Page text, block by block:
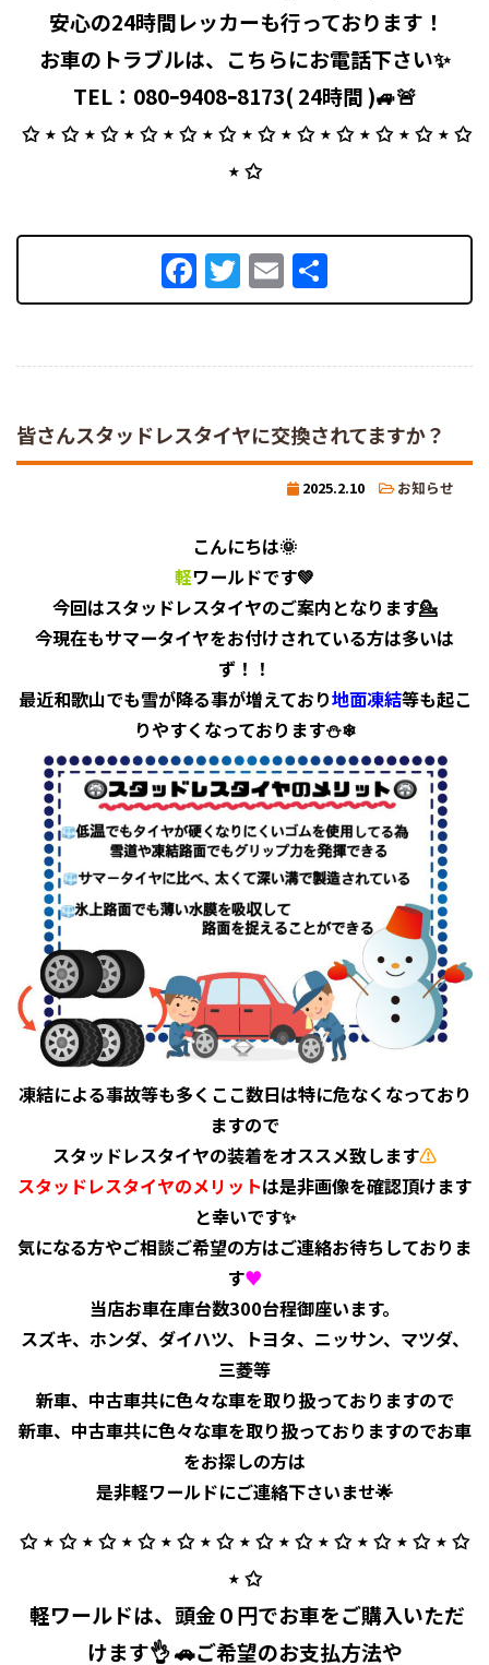
⁡ 安心の24時間レッカーも行っております！
お車のトラブルは、こちらにお電話下さい✨
TEL：080ｰ9408ｰ8173( 24時間 )🚙🚨
⁡ ✩ ⋆ ✩ ⋆ ✩ ⋆ ✩ ⋆ ✩ ⋆ ✩ ⋆ ✩ ⋆ ✩ ⋆ ✩ ⋆ ✩ ⋆ ✩ ⋆ ✩
⋆ ✩
Facebook
Twitter
Email
有
皆さんスタッドレスタイヤに交換されてますか？
2025.2.10 お知らせ
こんにちは🌞
軽ワールドです💚
今回はスタッドレスタイヤのご案内となります💁
今現在もサマータイヤをお付けされている方は多いは
ず！！
最近和歌山でも雪が降る事が増えており地面凍結等も起こ
りやすくなっております⛄❄
凍結による事故等も多くここ数日は特に危なくなっており
ますので
スタッドレスタイヤの装着をオススメ致します⚠
スタッドレスタイヤのメリットは是非画像を確認頂けます
と幸いです✨
気になる方やご相談ご希望の方はご連絡お待ちしておりま
す♥
当店お車在庫台数300台程御座います。
スズキ、ホンダ、ダイハツ、トヨタ、ニッサン、マツダ、
三菱等
新車、中古車共に色々な車を取り扱っておりますので
新車、中古車共に色々な車を取り扱っておりますのでお車
をお探しの方は
是非軽ワールドにご連絡下さいませ🌟
✩ ⋆ ✩ ⋆ ✩ ⋆ ✩ ⋆ ✩ ⋆ ✩ ⋆ ✩ ⋆ ✩ ⋆ ✩ ⋆ ✩ ⋆ ✩ ⋆ ✩
⋆ ✩
⁡ 軽ワールドは、頭金０円でお車をご購入いただ
けます👌 🚗ご希望のお支払方法や